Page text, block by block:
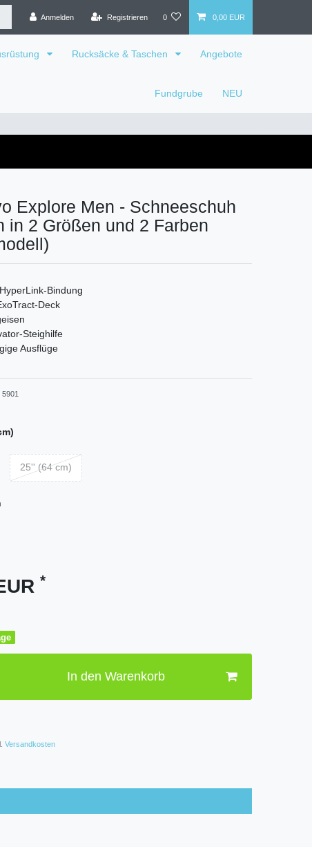
Anmelden Registrieren 0 0,00 EUR
Rucksäcke & Taschen Angebote
Fundgrube NEU
Explore Men - Schneeschuh
in 2 Größen und 2 Farben
Bindung
Deck
Steighilfe
Ausflüge
5901
25'' (64 cm)
*
In den Warenkorb
Versandkosten